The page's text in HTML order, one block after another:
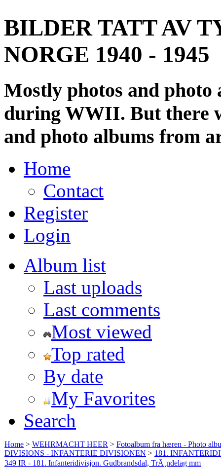
BILDER TATT AV
NORGE 1940 - 1945
Mostly photos and
during WWII. But there
and photo albums from
Home
Contact
Register
Login
Album list
Last uploads
Last comments
Most viewed
Top rated
By date
My Favorites
Search
Home > WEHRMACHT HEER > Fotoalbum fra hæren - Photo
DIVISIONS - INFANTERIE DIVISIONEN > 181.
349 IR - 181. Infanteridivisjon. Gudbrandsdal, TrÃ¸ndelag mm